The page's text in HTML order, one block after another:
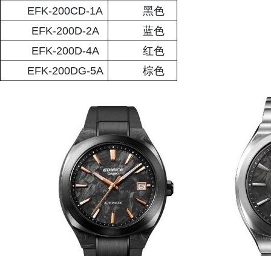
EFK-200CD-1A
黑色
EFK-200D-2A
蓝色
EFK-200D-4A
红色
EFK-200DG-5A
棕色